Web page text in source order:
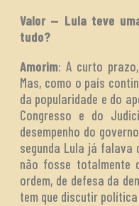
Valor — Lula teve
tudo?
Amorim: A curto
Mas, como o país
da popularidade e do
Congresso e do
desempenho do
segunda Lula já falava
não fosse totalmente
ordem, de defesa da
tem que discutir